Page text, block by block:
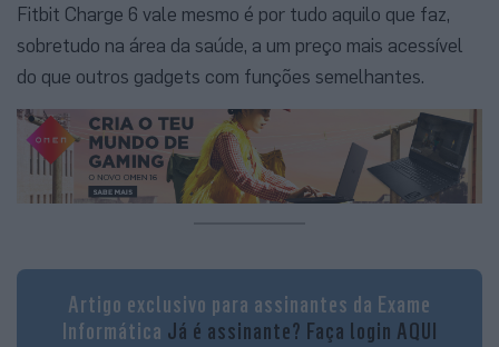
Fitbit Charge 6 vale mesmo é por tudo aquilo que faz,
sobretudo na área da saúde, a um preço mais acessível
do que outros gadgets com funções semelhantes.
Artigo exclusivo para assinantes da Exame
Informática Já é assinante? Faça login AQUI